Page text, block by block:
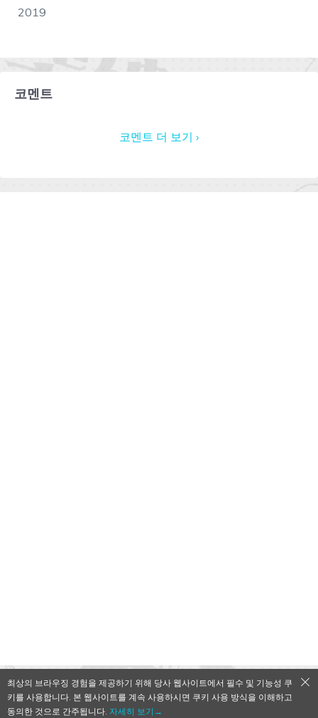
2019
코멘트
코멘트 더 보기 ›
QooApp Limited © 2026
최상의 브라우징 경험을 제공하기 위해 당사 웹사이트에서 필수 및 기능성 쿠
키를 사용합니다. 본 웹사이트를 계속 사용하시면 쿠키 사용 방식을 이해하고
동의한 것으로 간주됩니다. 자세히 보기→